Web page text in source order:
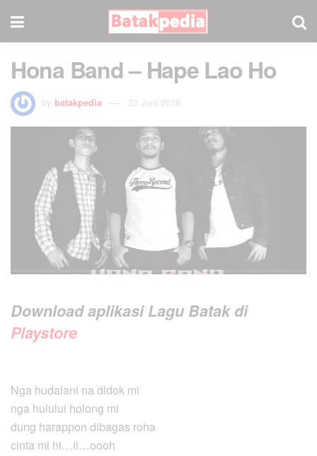
Hona Band – Hape Lao Ho
by batakpedia 22 Juni 2019
Download aplikasi Lagu Batak di
Playstore
Nga hudalani na didok mi
nga hulului holong mi
dung harappon dibagas roha
cinta mi hi…ii…oooh